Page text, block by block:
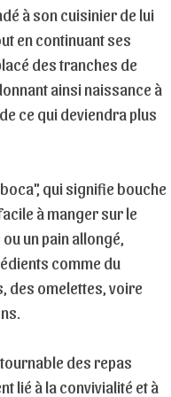
à son cuisinier de lui
en continuant ses
des tranches de
ainsi naissance à
ce qui deviendra plus
qui signifie bouche
à manger sur le
un pain allongé,
comme du
des omelettes, voire
des repas
lié à la convivialité et à